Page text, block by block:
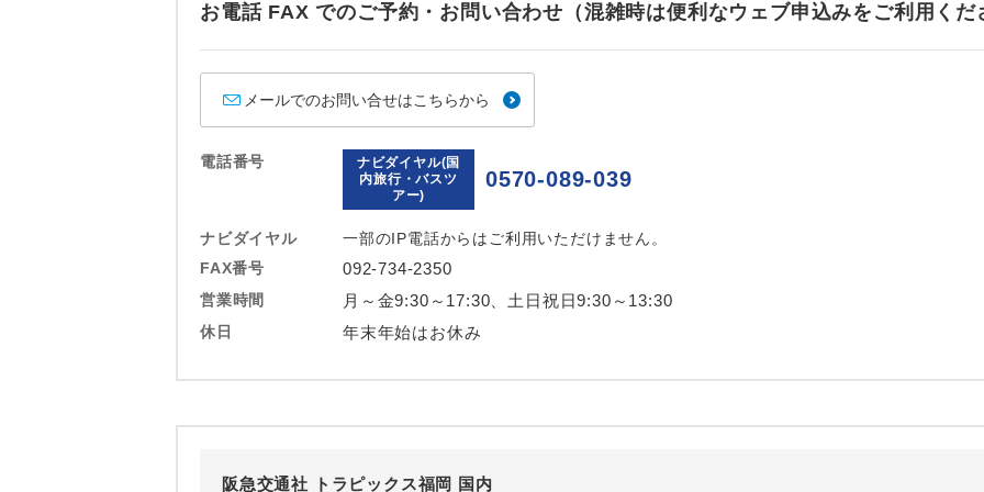
お電話 FAX でのご予約・お問い合わせ（混雑時は便利なウェブ申込みをご利用くだ
メールでのお問い合せはこちらから
電話番号
ナビダイヤル(国
内旅行・バスツ
アー)
0570-089-039
ナビダイヤル
一部のIP電話からはご利用いただけません。
FAX番号
092-734-2350
営業時間 月～金9:30～17:30、土日祝日9:30～13:30
休日 年末年始はお休み
阪急交通社 トラピックス福岡 国内
ホテル指定 ご紹介するホテルを指定したコースです。